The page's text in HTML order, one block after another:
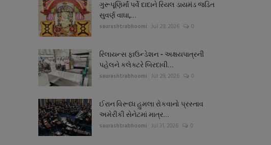
ગુરૂપૂણિર્માં પર્વે દાદાને રિયલ ડાયમંડ જડિત
સુવર્ણ વાઘા,...
saurashtrabhoomi Jul 29, 2026 0
રિલાયન્સ ફાઉન્ડેશન - અક્ષયપાત્રની
પહેલને કલેક્ટરે બિરદાવી...
saurashtrabhoomi Jul 29, 2026 0
ઈરાન વિરૂધ્ધ હુમલા રોકવાનો પ્રસ્તાવ
અમેરીકી સેનેટમાં માત્ર...
saurashtrabhoomi Jul 31, 2026 0